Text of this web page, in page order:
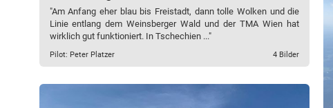
"Am Anfang eher blau bis Freistadt, dann tolle Wolken und die
Linie entlang dem Weinsberger Wald und der TMA Wien hat
wirklich gut funktioniert. In Tschechien ..."
Pilot: Peter Platzer 4 Bilder